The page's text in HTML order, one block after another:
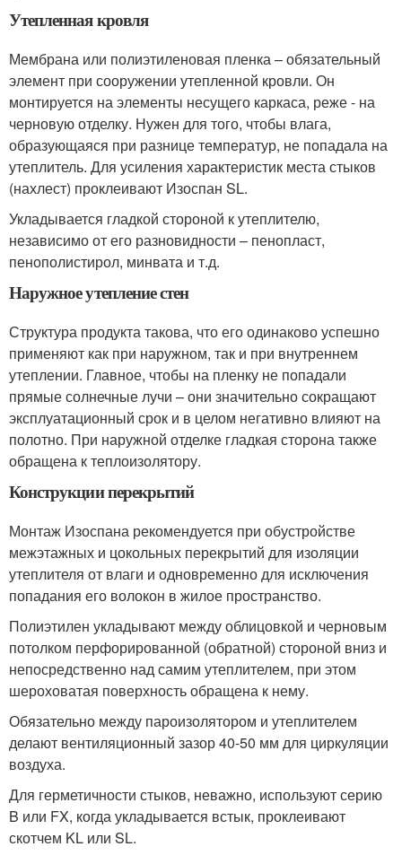
Утепленная кровля
Мембрана или полиэтиленовая пленка – обязательный
элемент при сооружении утепленной кровли. Он
монтируется на элементы несущего каркаса, реже - на
черновую отделку. Нужен для того, чтобы влага,
образующаяся при разнице температур, не попадала на
утеплитель. Для усиления характеристик места стыков
(нахлест) проклеивают Изоспан SL.
Укладывается гладкой стороной к утеплителю,
независимо от его разновидности – пенопласт,
пенополистирол, минвата и т.д.
Наружное утепление стен
Структура продукта такова, что его одинаково успешно
применяют как при наружном, так и при внутреннем
утеплении. Главное, чтобы на пленку не попадали
прямые солнечные лучи – они значительно сокращают
эксплуатационный срок и в целом негативно влияют на
полотно. При наружной отделке гладкая сторона также
обращена к теплоизолятору.
Конструкции перекрытий
Монтаж Изоспана рекомендуется при обустройстве
межэтажных и цокольных перекрытий для изоляции
утеплителя от влаги и одновременно для исключения
попадания его волокон в жилое пространство.
Полиэтилен укладывают между облицовкой и черновым
потолком перфорированной (обратной) стороной вниз и
непосредственно над самим утеплителем, при этом
шероховатая поверхность обращена к нему.
Обязательно между пароизолятором и утеплителем
делают вентиляционный зазор 40-50 мм для циркуляции
воздуха.
Для герметичности стыков, неважно, используют серию
B или FX, когда укладывается встык, проклеивают
скотчем KL или SL.